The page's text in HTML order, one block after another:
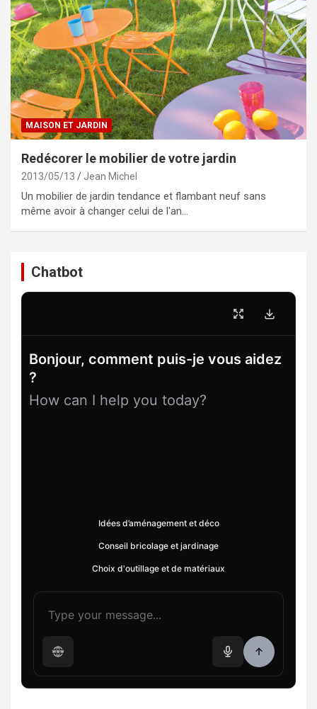
MAISON ET JARDIN
Redécorer le mobilier de votre jardin
2013/05/13 Jean Michel
Un mobilier de jardin tendance et flambant neuf sans
même avoir à changer celui de l'an…
Chatbot
Bonjour, comment puis-je vous aidez
?
How can I help you today?
Idées d’aménagement et déco
Conseil bricolage et jardinage
Choix d'outillage et de matériaux